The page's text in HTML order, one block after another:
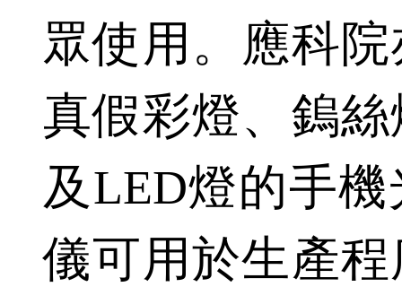
眾使用。應科
真假彩燈、鎢
及LED燈的手
儀可用於生產